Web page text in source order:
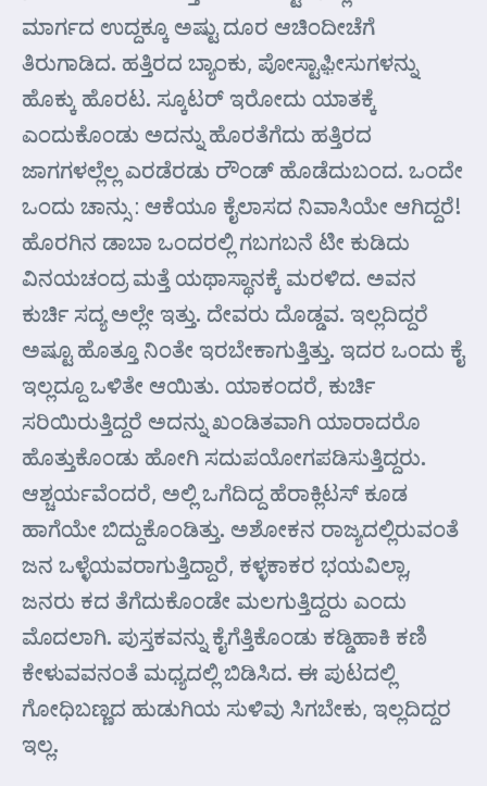
ಮಾರ್ಗದ ಉದ್ದಕ್ಕೂ ಅಷ್ಟು ದೂರ ಆಚಿಂದೀಚೆಗೆ
ತಿರುಗಾಡಿದ. ಹತ್ತಿರದ ಬ್ಯಾಂಕು, ಪೋಸ್ಟಾಫ಼ೀಸುಗಳನ್ನು
ಹೊಕ್ಕು ಹೊರಟ. ಸ್ಕೂಟರ್ ಇರೋದು ಯಾತಕ್ಕೆ
ಎಂದುಕೊಂಡು ಅದನ್ನು ಹೊರತೆಗೆದು ಹತ್ತಿರದ
ಜಾಗಗಳಲ್ಲೆಲ್ಲ ಎರಡೆರಡು ರೌಂಡ್ ಹೊಡೆದುಬಂದ. ಒಂದೇ
ಒಂದು ಚಾನ್ಸು : ಆಕೆಯೂ ಕೈಲಾಸದ ನಿವಾಸಿಯೇ ಆಗಿದ್ದರೆ!
ಹೊರಗಿನ ಡಾಬಾ ಒಂದರಲ್ಲಿ ಗಬಗಬನೆ ಟೀ ಕುಡಿದು
ವಿನಯಚಂದ್ರ ಮತ್ತೆ ಯಥಾಸ್ಥಾನಕ್ಕೆ ಮರಳಿದ. ಅವನ
ಕುರ್ಚಿ ಸದ್ಯ ಅಲ್ಲೇ ಇತ್ತು. ದೇವರು ದೊಡ್ಡವ. ಇಲ್ಲದಿದ್ದರೆ
ಅಷ್ಟೂ ಹೊತ್ತೂ ನಿಂತೇ ಇರಬೇಕಾಗುತ್ತಿತ್ತು. ಇದರ ಒಂದು ಕೈ
ಇಲ್ಲದ್ದೂ ಒಳಿತೇ ಆಯಿತು. ಯಾಕಂದರೆ, ಕುರ್ಚಿ
ಸರಿಯಿರುತ್ತಿದ್ದರೆ ಅದನ್ನು ಖಂಡಿತವಾಗಿ ಯಾರಾದರೊ
ಹೊತ್ತುಕೊಂಡು ಹೋಗಿ ಸದುಪಯೋಗಪಡಿಸುತ್ತಿದ್ದರು.
ಆಶ್ಚರ್ಯವೆಂದರೆ, ಅಲ್ಲಿ ಒಗೆದಿದ್ದ ಹೆರಾಕ್ಲಿಟಸ್ ಕೂಡ
ಹಾಗೆಯೇ ಬಿದ್ದುಕೊಂಡಿತ್ತು. ಅಶೋಕನ ರಾಜ್ಯದಲ್ಲಿರುವಂತೆ
ಜನ ಒಳ್ಳೆಯವರಾಗುತ್ತಿದ್ದಾರೆ, ಕಳ್ಳಕಾಕರ ಭಯವಿಲ್ಲಾ,
ಜನರು ಕದ ತೆಗೆದುಕೊಂಡೇ ಮಲಗುತ್ತಿದ್ದರು ಎಂದು
ಮೊದಲಾಗಿ. ಪುಸ್ತಕವನ್ನು ಕೈಗೆತ್ತಿಕೊಂಡು ಕಡ್ಡಿಹಾಕಿ ಕಣಿ
ಕೇಳುವವನಂತೆ ಮಧ್ಯದಲ್ಲಿ ಬಿಡಿಸಿದ. ಈ ಪುಟದಲ್ಲಿ
ಗೋಧಿಬಣ್ಣದ ಹುಡುಗಿಯ ಸುಳಿವು ಸಿಗಬೇಕು, ಇಲ್ಲದಿದ್ದರ
ಇಲ್ಲ.